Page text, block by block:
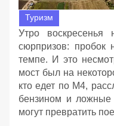
Туризм
Утро
сюрпризов: пробок
темпе. И это
мост был на
кто едет по М4,
бензином и ложные
могут превратить